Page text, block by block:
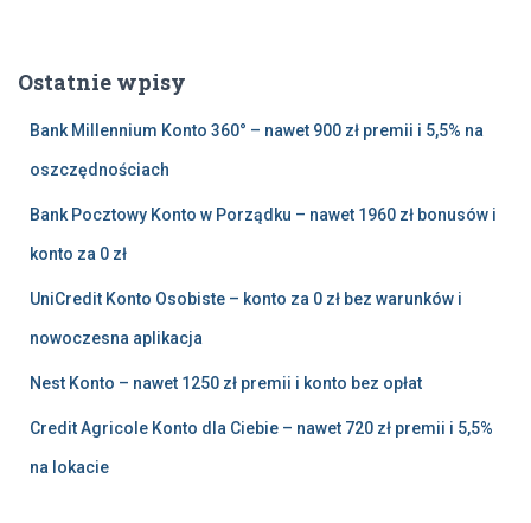
jOstatnie wpisy
Bank Millennium Konto 360° – nawet 900 zł premii i 5,5% na
oszczędnościach
Bank Pocztowy Konto w Porządku – nawet 1960 zł bonusów i
konto za 0 zł
UniCredit Konto Osobiste – konto za 0 zł bez warunków i
nowoczesna aplikacja
Nest Konto – nawet 1250 zł premii i konto bez opłat
Credit Agricole Konto dla Ciebie – nawet 720 zł premii i 5,5%
na lokacie